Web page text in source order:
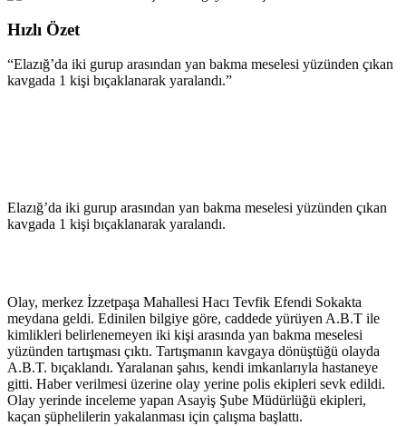
Hızlı Özet
“Elazığ’da iki gurup arasından yan bakma meselesi yüzünden çıkan
kavgada 1 kişi bıçaklanarak yaralandı.”
Elazığ’da iki gurup arasından yan bakma meselesi yüzünden çıkan
kavgada 1 kişi bıçaklanarak yaralandı.
Olay, merkez İzzetpaşa Mahallesi Hacı Tevfik Efendi Sokakta
meydana geldi. Edinilen bilgiye göre, caddede yürüyen A.B.T ile
kimlikleri belirlenemeyen iki kişi arasında yan bakma meselesi
yüzünden tartışması çıktı. Tartışmanın kavgaya dönüştüğü olayda
A.B.T. bıçaklandı. Yaralanan şahıs, kendi imkanlarıyla hastaneye
gitti. Haber verilmesi üzerine olay yerine polis ekipleri sevk edildi.
Olay yerinde inceleme yapan Asayiş Şube Müdürlüğü ekipleri,
kaçan şüphelilerin yakalanması için çalışma başlattı.